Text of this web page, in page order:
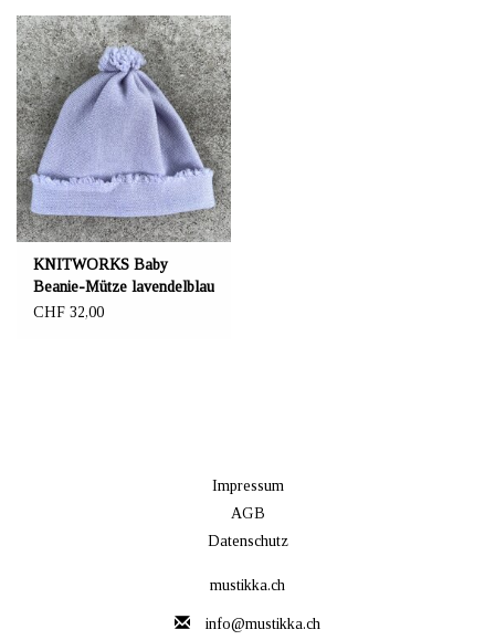
KNITWORKS Baby
Beanie-Mütze lavendelblau
CHF 32,00
Impressum
AGB
Datenschutz
mustikka.ch
info@mustikka.ch